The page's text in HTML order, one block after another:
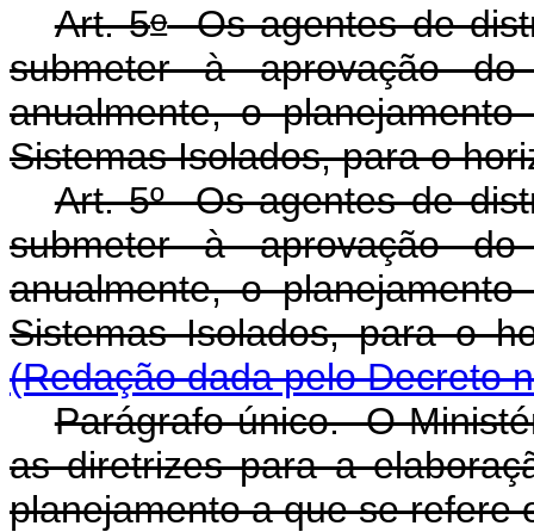
Art. 5oOs agentes de
submeter à aprovação
anualmente, o
Sistemas Isolados, para o
Art. 5º Os agentes de
submeter à aprovação
anualmente, o
Sistemas Isolados,
(Redação dada pelo Decreto
Parágrafo único. O
as diretrizes para a
planejamento a que se refere